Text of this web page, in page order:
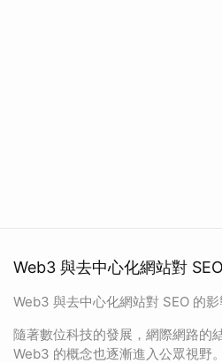
Web3 與去中心化網站對
Web3 與去中心化網站對 SEO 的
隨著數位科技的發展，網際網路的
Web3 的概念也逐漸進入公眾視野